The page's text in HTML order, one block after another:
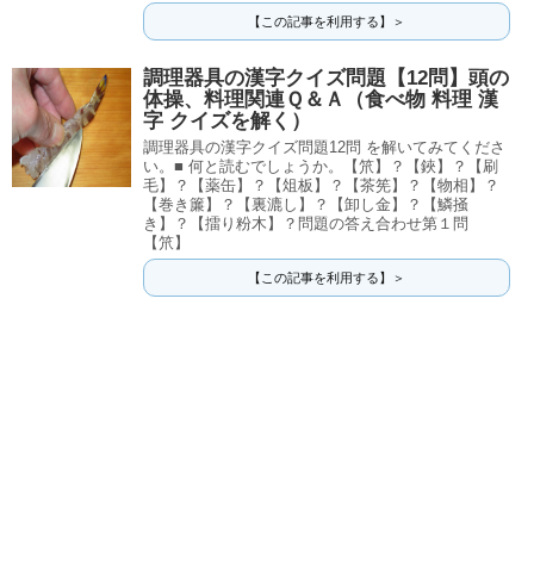
【この記事を利用する】＞
調理器具の漢字クイズ問題【12問】頭の
体操、料理関連Ｑ＆Ａ（食べ物 料理 漢
字 クイズを解く）
調理器具の漢字クイズ問題12問 を解いてみてくださ
い。■ 何と読むでしょうか。【笊】？【鋏】？【刷
毛】？【薬缶】？【俎板】？【茶筅】？【物相】？
【巻き簾】？【裏漉し】？【卸し金】？【鱗掻
き】？【擂り粉木】？問題の答え合わせ第１問
【笊】
【この記事を利用する】＞